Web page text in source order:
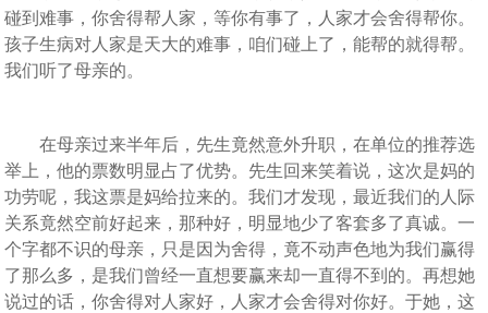
碰到难事，你舍得帮人家，等你有事了，人家才会舍得帮你。
孩子生病对人家是天大的难事，咱们碰上了，能帮的就得帮。
我们听了母亲的。
在母亲过来半年后，先生竟然意外升职，在单位的推荐选
举上，他的票数明显占了优势。先生回来笑着说，这次是妈的
功劳呢，我这票是妈给拉来的。我们才发现，最近我们的人际
关系竟然空前好起来，那种好，明显地少了客套多了真诚。一
个字都不识的母亲，只是因为舍得，竟不动声色地为我们赢得
了那么多，是我们曾经一直想要赢来却一直得不到的。再想她
说过的话，你舍得对人家好，人家才会舍得对你好。于她，这